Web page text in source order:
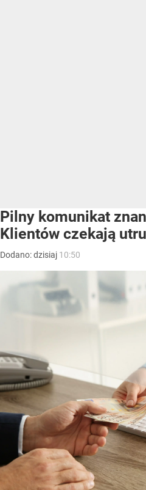
Pilny komunikat
Klientów czekają
Dodano:dzisiaj 10:50